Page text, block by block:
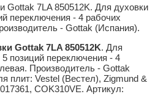
Gottak 7LA 850512K. Для духовки
переключения - 4 рабочих
- Gottak (Испания).
Gottak 7LA 850512K. Для
позиций переключения - 4
Производитель - Gottak
плит: Vestel (Вестел), Zigmund &
COK310VE. Артикул: